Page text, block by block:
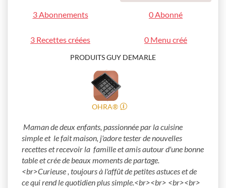
3 Abonnements 0 Abonné
3 Recettes créées 0 Menu créé
PRODUITS GUY DEMARLE
OHRA®
simple et  le fait maison, j'adore tester de nouvelles
recettes et recevoir la  famille et amis autour d'une bonne
table et crée de beaux moments de partage.
<br>Curieuse , toujours à l'affût de petites astuces et de
ce qui rend le quotidien plus simple.<br><br> <br><br>